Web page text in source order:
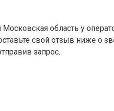
Московская область у
свой отзыв ниже о
запрос.